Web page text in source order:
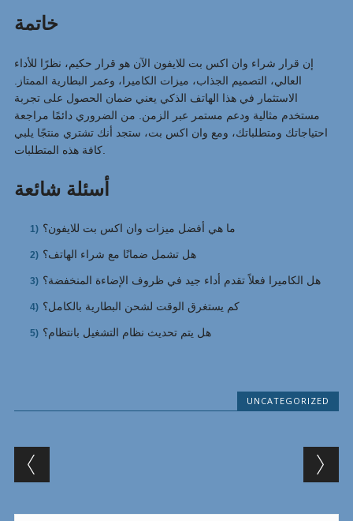
خاتمة
إن قرار شراء وان اكس بت للايفون الآن هو قرار حكيم، نظرًا للأداء
العالي، التصميم الجذاب، ميزات الكاميرا، وعمر البطارية الممتاز.
الاستثمار في هذا الهاتف الذكي يعني ضمان الحصول على تجربة
مستخدم مثالية ودعم مستمر عبر الزمن. من الضروري دائمًا مراجعة
احتياجاتك ومتطلباتك، ومع وان اكس بت، ستجد أنك تشتري منتجًا يلبي
كافة هذه المتطلبات.
أسئلة شائعة
ما هي أفضل ميزات وان اكس بت للايفون؟
هل تشمل ضمانًا مع شراء الهاتف؟
هل الكاميرا فعلاً تقدم أداء جيد في ظروف الإضاءة المنخفضة؟
كم يستغرق الوقت لشحن البطارية بالكامل؟
هل يتم تحديث نظام التشغيل بانتظام؟
UNCATEGORIZED
Post navigation